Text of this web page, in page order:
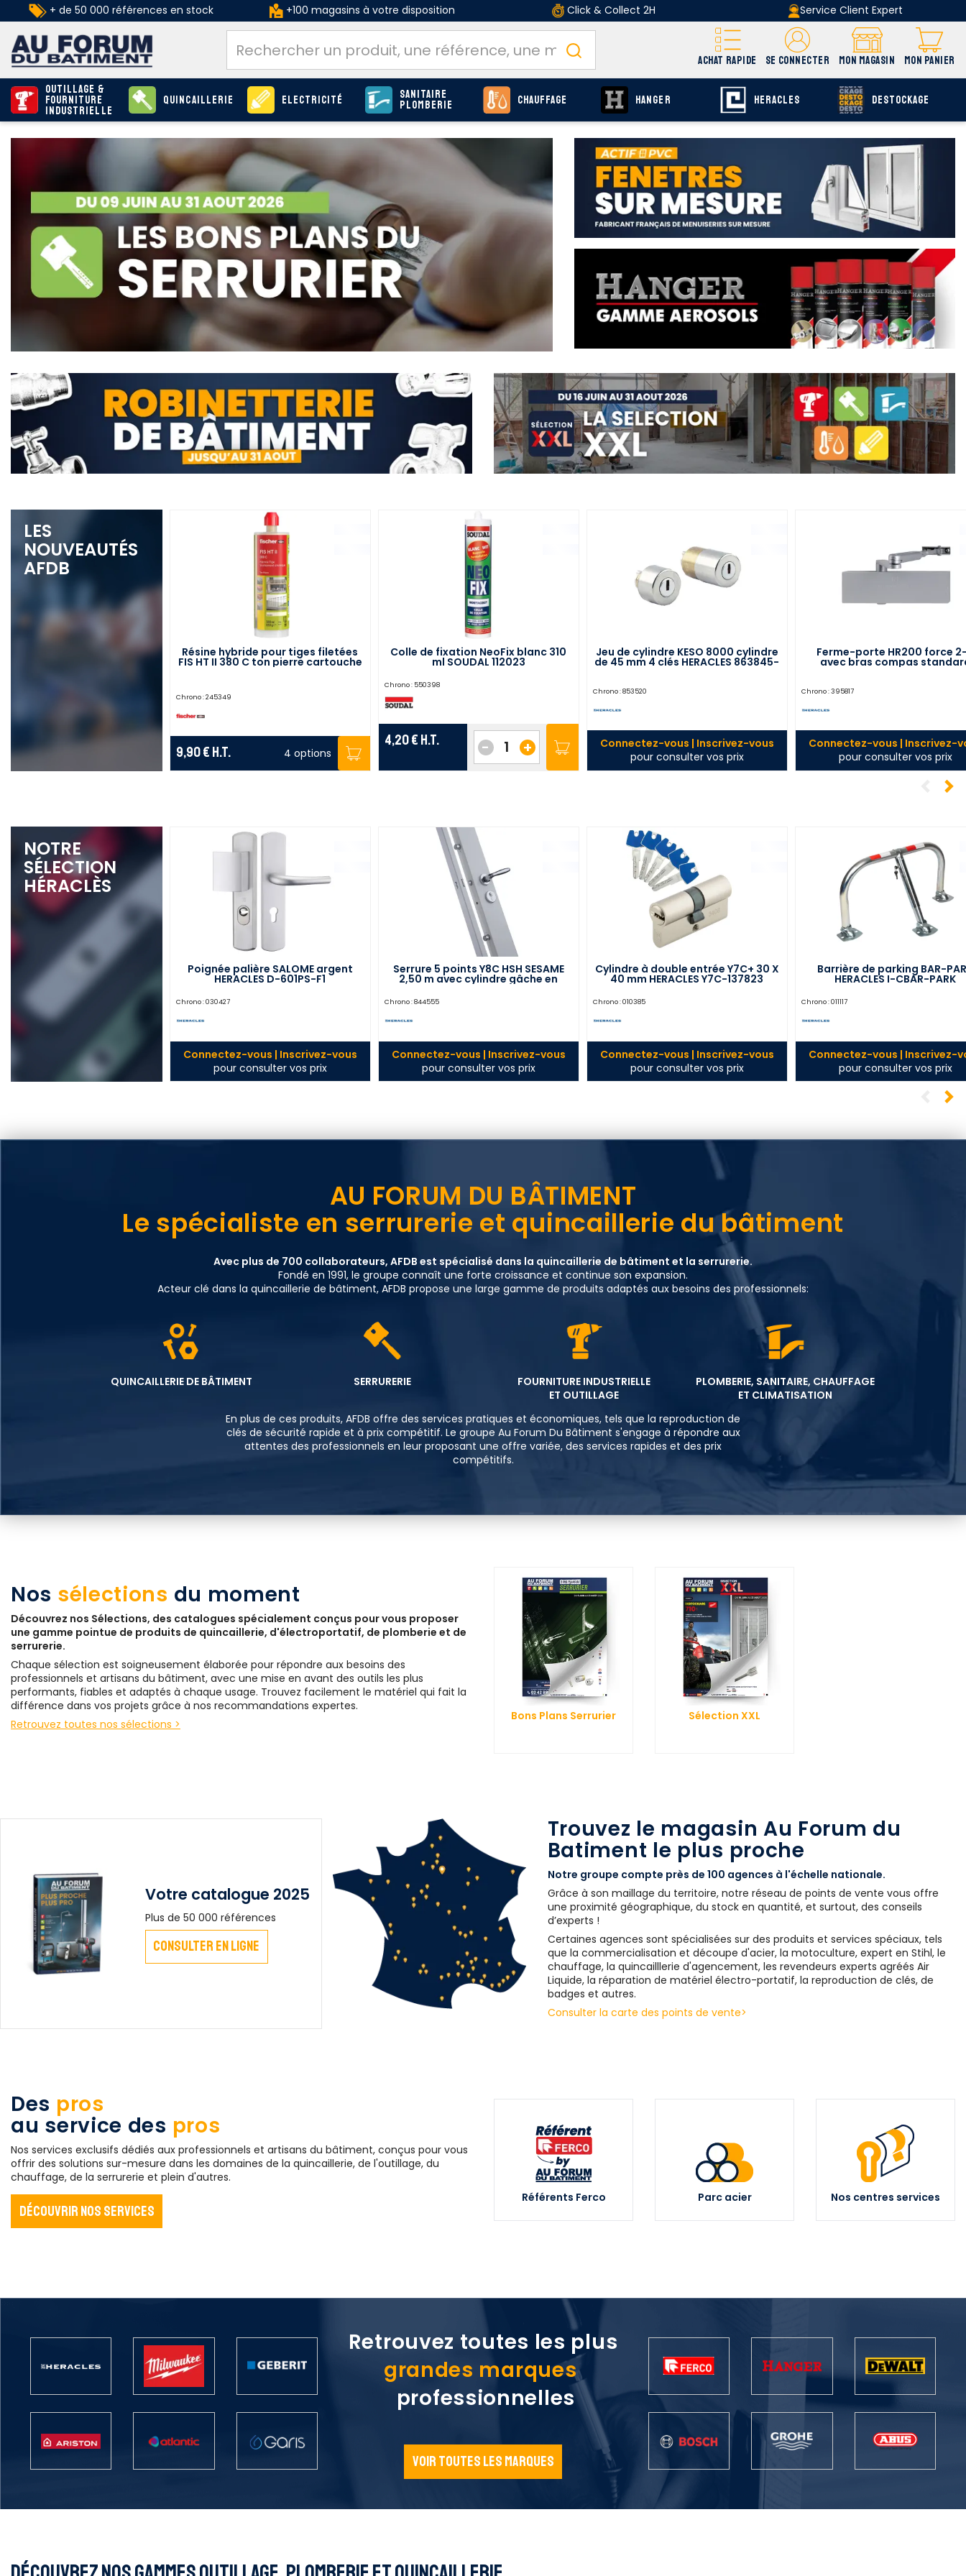
+ de 50 000 références en stock +100 magasins à votre disposition Click & Collect 2H Service Client Expert
ACHAT RAPIDE SE CONNECTER MON MAGASIN MON PANIER
Outillage &
Fourniture
industrielle
Quincaillerie Electricité Sanitaire
Plomberie Chauffage HANGER HERACLES DESTOCKAGE
LES
NOUVEAUTÉS
AFDB
Résine hybride pour tiges filetées
FIS HT II 380 C ton pierre cartouche
380 ml FISCHER 520109
Chrono : 245349
9,90 € H.T. 4 options
Colle de fixation NeoFix blanc 310
ml SOUDAL 112023
Chrono : 550398
4,20 € H.T. +
-
Jeu de cylindre KESO 8000 cylindre
de 45 mm 4 clés HERACLES 863845-
Chrono : 853520
Connectez-vous | Inscrivez-vous
pour consulter vos prix
Ferme-porte HR200 force
avec bras compas
argent HERACLES HR200111
Chrono : 395817
Connectez-vous | Inscrivez-
pour consulter vos prix
NOTRE
SÉLECTION
HÉRACLÈS
Poignée palière SALOME argent
HERACLES D-601PS-F1
Chrono : 030427
Connectez-vous | Inscrivez-vous
pour consulter vos prix
Serrure 5 points Y8C HSH SESAME
2,50 m avec cylindre gâche en
HERACLES NP1803Y8CDT1
Chrono : 844555
Connectez-vous | Inscrivez-vous
pour consulter vos prix
Cylindre à double entrée Y7C+ 30 X
40 mm HERACLES Y7C-137823
Chrono : 010385
Connectez-vous | Inscrivez-vous
pour consulter vos prix
Barrière de parking BAR-
HERACLES I-CBAR-PARK
Chrono : 011117
Connectez-vous | Inscrivez-
pour consulter vos prix
AU FORUM DU BÂTIMENT
Le spécialiste en serrurerie et quincaillerie du bâtiment
Avec plus de 700 collaborateurs, AFDB est spécialisé dans la quincaillerie de bâtiment et la serrurerie.
Fondé en 1991, le groupe connaît une forte croissance et continue son expansion.
Acteur clé dans la quincaillerie de bâtiment, AFDB propose une large gamme de produits adaptés aux besoins des professionnels:
QUINCAILLERIE DE BÂTIMENT SERRURERIE
FOURNITURE INDUSTRIELLE
ET OUTILLAGE
PLOMBERIE, SANITAIRE, CHAUFFAGE
ET CLIMATISATION
En plus de ces produits, AFDB offre des services pratiques et économiques, tels que la reproduction de
clés de sécurité rapide et à prix compétitif. Le groupe Au Forum Du Bâtiment s'engage à répondre aux
attentes des professionnels en leur proposant une offre variée, des services rapides et des prix
compétitifs.
Nos sélections du moment
Découvrez nos Sélections, des catalogues spécialement conçus pour vous proposer
une gamme pointue de produits de quincaillerie, d'électroportatif, de plomberie et de
serrurerie.
Chaque sélection est soigneusement élaborée pour répondre aux besoins des
professionnels et artisans du bâtiment, avec une mise en avant des outils les plus
performants, fiables et adaptés à chaque usage. Trouvez facilement le matériel qui fait la
différence dans vos projets grâce à nos recommandations expertes.
Retrouvez toutes nos sélections >
Bons Plans Serrurier Sélection XXL
Votre catalogue 2025
Plus de 50 000 références
Consulter en ligne
Trouvez le magasin Au Forum du
Batiment le plus proche
Notre groupe compte près de 100 agences à l'échelle nationale.
Grâce à son maillage du territoire, notre réseau de points de vente vous offre
une proximité géographique, du stock en quantité, et surtout, des conseils
d’experts !
Certaines agences sont spécialisées sur des produits et services spéciaux, tels
que la commercialisation et découpe d'acier, la motoculture, expert en Stihl, le
chauffage, la quincailllerie d'agencement, les revendeurs experts agréés Air
Liquide, la réparation de matériel électro-portatif, la reproduction de clés, de
badges et autres.
Consulter la carte des points de vente>
Des pros
au service des pros
Nos services exclusifs dédiés aux professionnels et artisans du bâtiment, conçus pour vous
offrir des solutions sur-mesure dans les domaines de la quincaillerie, de l'outillage, du
chauffage, de la serrurerie et plein d'autres.
Découvrir nos services
Référents Ferco Parc acier Nos centres services
Retrouvez toutes les plus
grandes marques
professionnelles
Voir toutes les marques